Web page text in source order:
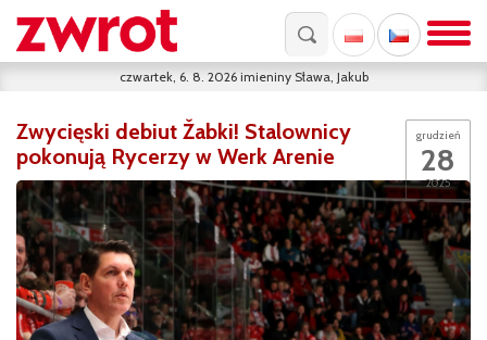
czwartek, 6. 8. 2026 imieniny Sława, Jakub
grudzień
28
2025
Zwycięski debiut Žabki! Stalownicy
pokonują Rycerzy w Werk Arenie